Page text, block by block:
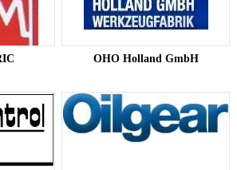
OHO Holland GmbH